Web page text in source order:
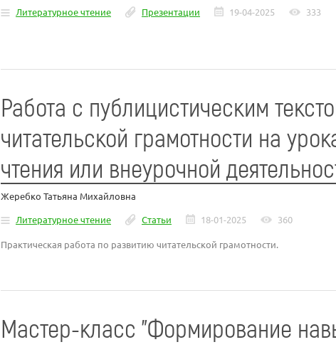
Литературное чтение
Презентации 19-04-2025 333
Работа с публицистическим
читательской грамотности на
чтения или внеурочной
Жеребко Татьяна Михайловна
Литературное чтение
Статьи 18-01-2025 360
Практическая работа по развитию читательской грамотности.
Мастер-класс "Формирование